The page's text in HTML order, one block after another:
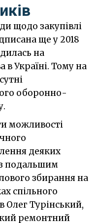
щодо закупівлі
ще у 2018
на
в Україні. Тому на
оборонно-
можливості
деяких
подальшим
збирання на
спільного
Олег Турінський,
ремонтний